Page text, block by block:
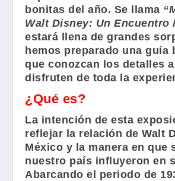
bonitas del año. Se llama
Walt Disney: Un Encuentro
estará llena de grandes
hemos preparado una guía
que conozcan los detalles
disfruten de toda la
¿Qué es?
La intención de esta
reflejar la relación deWalt
México y la manera en que
nuestro país influyeron en
Abarcando el periodo de